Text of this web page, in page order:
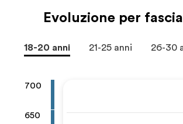
Evoluzione per
18-20 anni 21-25 anni 26-30
700
650